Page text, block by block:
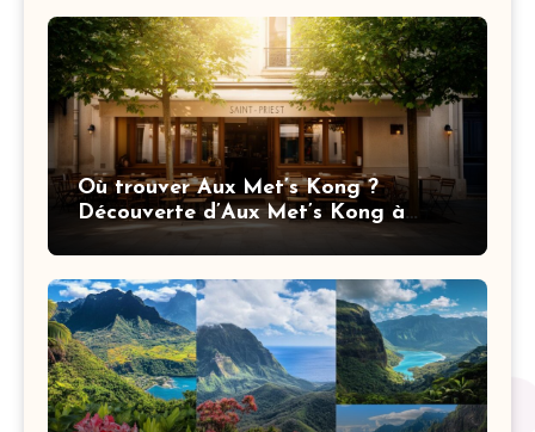
Où trouver Aux Met’s Kong ?
Découverte d’Aux Met’s Kong à
Saint-Priest et itinéraire